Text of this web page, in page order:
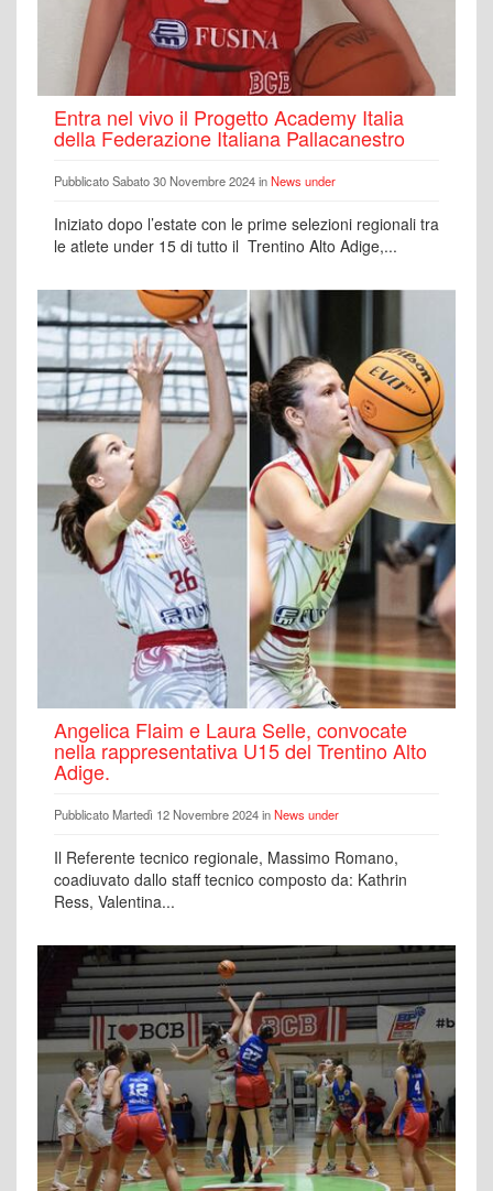
Entra nel vivo il Progetto Academy Italia
della Federazione Italiana Pallacanestro
Pubblicato Sabato 30 Novembre 2024 inNews under
Iniziato dopo l’estate con le prime selezioni regionali tra
le atlete under 15 di tutto il Trentino Alto Adige,...
Angelica Flaim e Laura Selle, convocate
nella rappresentativa U15 del Trentino Alto
Adige.
Pubblicato Martedì 12 Novembre 2024 inNews under
Il Referente tecnico regionale, Massimo Romano,
coadiuvato dallo staff tecnico composto da: Kathrin
Ress, Valentina...